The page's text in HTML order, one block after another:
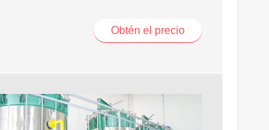
Obtén el precio